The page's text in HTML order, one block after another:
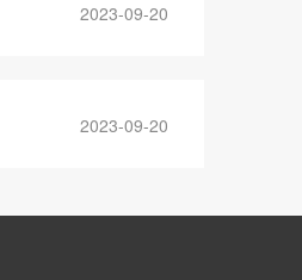
2023-09-20
2023-09-20